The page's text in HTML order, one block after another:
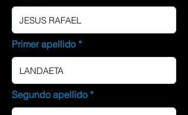
Primer apellido
Segundo apellido